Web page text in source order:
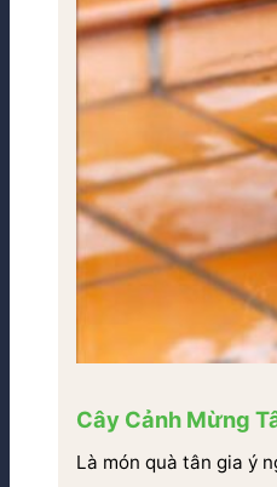
Cây Cảnh Mừng
Là món quà tân gia ý